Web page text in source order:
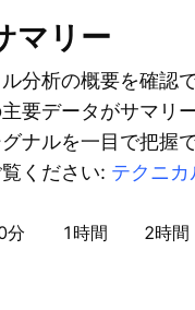
マリー
分析の概要を確認
要データがサマリ
ナルを一目で把握
ください: テクニ
分 1時間 2時間